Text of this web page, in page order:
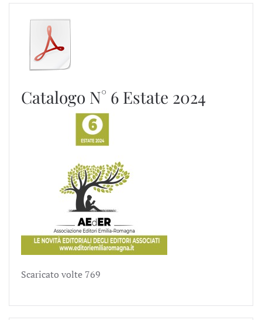
Catalogo N° 6 Estate 2024
Scaricato volte 769